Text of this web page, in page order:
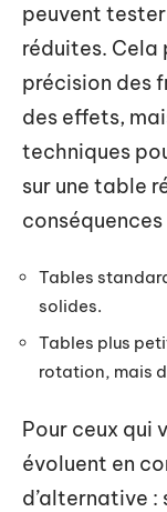
peuvent
réduites.
précision des
des effets,
techniques
sur une table
conséquences
Tables
solides.
Tables plus
rotation, mais
Pour ceux qui
évoluent en
d’alternative :